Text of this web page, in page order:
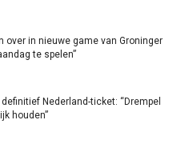
over in nieuwe game van Groninger
te spelen”
Nederland-ticket: “Drempel
houden”